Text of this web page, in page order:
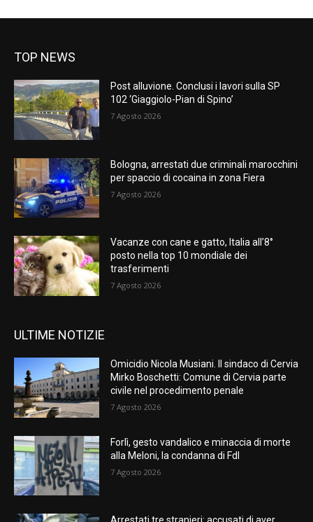
TOP NEWS
Post alluvione. Conclusi i lavori sulla SP
102 ‘Giaggiolo-Pian di Spino’
7 Agosto 2026
Bologna, arrestati due criminali marocchini
per spaccio di cocaina in zona Fiera
7 Agosto 2026
Vacanze con cane e gatto, Italia all’8°
posto nella top 10 mondiale dei
trasferimenti
7 Agosto 2026
ULTIME NOTIZIE
Omicidio Nicola Musiani. Il sindaco di Cervia
Mirko Boschetti: Comune di Cervia parte
civile nel procedimento penale
7 Agosto 2026
Forlì, gesto vandalico e minaccia di morte
alla Meloni, la condanna di FdI
7 Agosto 2026